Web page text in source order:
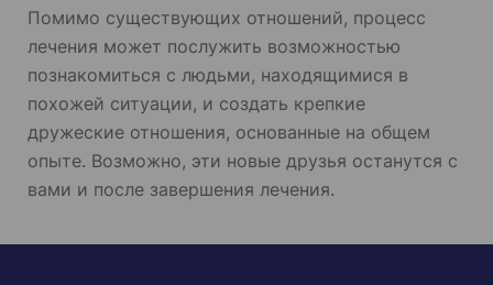
Помимо существующих отношений, процесс
лечения может послужить возможностью
познакомиться с людьми, находящимися в
похожей ситуации, и создать крепкие
дружеские отношения, основанные на общем
опыте. Возможно, эти новые друзья останутся с
вами и после завершения лечения.